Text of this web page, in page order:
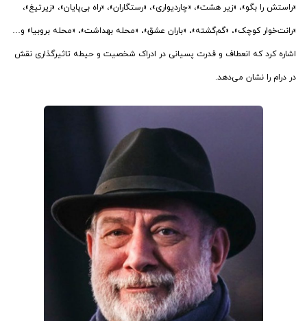
«راستش را بگو»، «زیر هشت»، «چاردیواری»، «رستگاران»، «راه بی‌پایان»، «زیرتیغ»،
«رانت‌خوار کوچک»، «گم‌گشته»، «باران عشق»، «محله بهداشت»، «محله بروبیا» و…
اشاره کرد که انعطاف و قدرت پسیانی در ادراک شخصیت و حیطه تاثیرگذاری نقش
در درام را نشان می‌دهد.